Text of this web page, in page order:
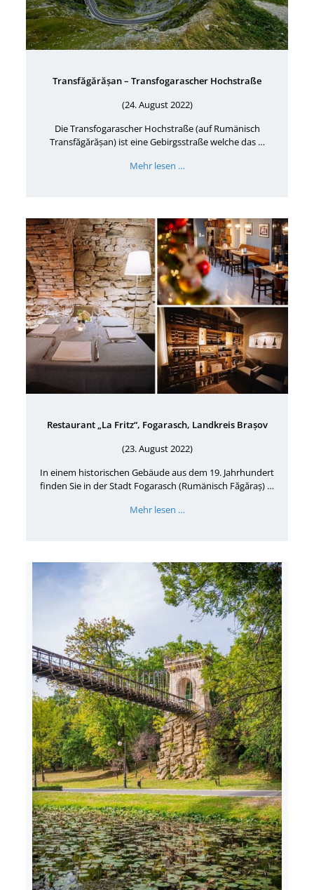
Transfăgărășan – Transfogarascher Hochstraße
(24. August 2022)
Die Transfogarascher Hochstraße (auf Rumänisch
Transfăgărășan) ist eine Gebirgsstraße welche das …
Mehr lesen …
Restaurant „La Fritz“, Fogarasch, Landkreis Brașov
(23. August 2022)
In einem historischen Gebäude aus dem 19. Jahrhundert
finden Sie in der Stadt Fogarasch (Rumänisch Făgăraș) …
Mehr lesen …